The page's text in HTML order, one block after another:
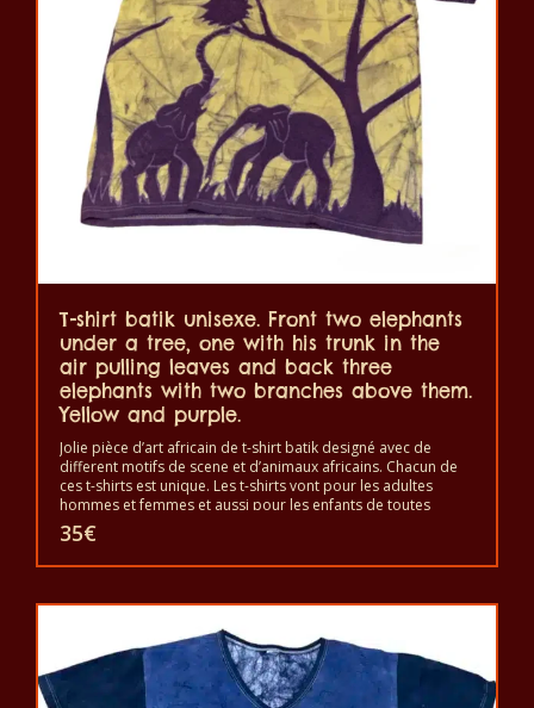
options
peuvent
choisies
produit
T-shirt batik unisexe. Front two elephants
under a tree, one with his trunk in the
air pulling leaves and back three
elephants with two branches above them.
Yellow and purple.
Jolie pièce d’art africain de t-shirt batik designé avec de
different motifs de scene et d’animaux africains. Chacun de
ces t-shirts est unique. Les t-shirts vont pour les adultes
hommes et femmes et aussi pour les enfants de toutes
tailles. Le t-shirt peut être lavé en machine à 40°C. Il ne fait
pas sortir de couleur. Les t-shirts sont 100% coton.
35€